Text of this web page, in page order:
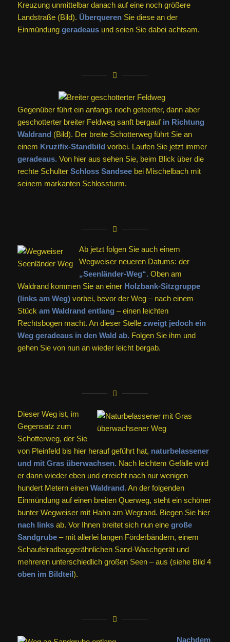
Kreuzung unmittelbar danach auf eine noch größere
Landstraße (Bild). ÜberquerenSie diese an der
Einmündung geradeausund seien Sie dabei achtsam.
Gegenüber führt ein anfangs noch geteerter, dann aber
geschotterter breiter Feldweg sanft bergauf in Richtung
Waldrand(Bild). Der breite Schotterweg führt Sie an
einem Kruzifix-Standbildvorbei. Laufen Sie jetzt immer
geradeaus. Von hier aus sehen Sie, beim Blick über die
rechte Schulter Schloss Sandseebei Mischelbach mit
seinem markanten Schlossturm.
Ab jetzt folgen Sie auch einem
Wegweiser neueren Datums: der
„Seenländer-Weg“. Oben am
Waldrand kommen Sie an einer Holzbank-Sitzgruppe
(links am Weg)vorbei, bevor der Weg – nach einem
Stückam Waldrand entlang – einen leichten
Rechtsbogen macht. An dieser Stelle zweigt jedoch ein
Weg geradeaus in den Wald ab. Folgen Sie ihm und
gehen Sie von nun an wieder leicht bergab.
Dieser Weg ist, im
Gegensatz zum
Schotterweg, der Sie
von Pleinfeld bis hier herauf geführt hat, naturbelassener
und mit Gras überwachsen. Nach leichtem Gefälle wird
er dann wieder eben und erreicht nach nur wenigen
hundert Metern einen Waldrand. An der folgenden
Einmündung auf einen breiten Querweg, steht ein schöner
bunter Wegweiser mit Hahn am Wegrand. Biegen Sie hier
nach linksab. Vor Ihnen breitet sich nun eine große
Sandgrube– mit allerlei langen Förderbändern, einem
Schaufel­rad­bagger­ähnlichen Sand-Waschgerät und
mehreren unter­schiedlich großen Seen – aus (siehe Bild 4
oben im Bildteil).
Nachdem